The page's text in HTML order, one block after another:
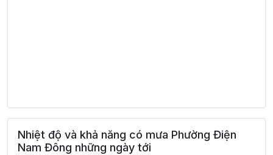
Nhiệt độ và khả năng có mưa Phường Điện
Nam Đông những ngày tới